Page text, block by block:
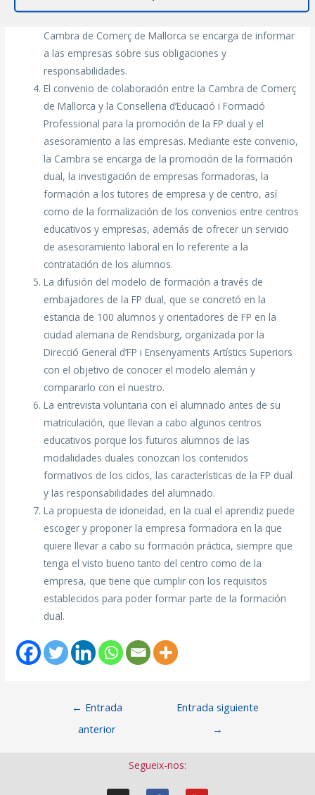
Cambra de Comerç de Mallorca se encarga de informar
a las empresas sobre sus obligaciones y
responsabilidades.
El convenio de colaboración entre la Cambra de Comerç
de Mallorca y la Conselleria d’Educació i Formació
Professional para la promoción de la FP dual y el
asesoramiento a las empresas. Mediante este convenio,
la Cambra se encarga de la promoción de la formación
dual, la investigación de empresas formadoras, la
formación a los tutores de empresa y de centro, así
como de la formalización de los convenios entre centros
educativos y empresas, además de ofrecer un servicio
de asesoramiento laboral en lo referente a la
contratación de los alumnos.
La difusión del modelo de formación a través de
embajadores de la FP dual, que se concretó en la
estancia de 100 alumnos y orientadores de FP en la
ciudad alemana de Rendsburg, organizada por la
Direcció General d’FP i Ensenyaments Artístics Superiors
con el objetivo de conocer el modelo alemán y
compararlo con el nuestro.
La entrevista voluntaria con el alumnado antes de su
matriculación, que llevan a cabo algunos centros
educativos porque los futuros alumnos de las
modalidades duales conozcan los contenidos
formativos de los ciclos, las características de la FP dual
y las responsabilidades del alumnado.
La propuesta de idoneidad, en la cual el aprendiz puede
escoger y proponer la empresa formadora en la que
quiere llevar a cabo su formación práctica, siempre que
tenga el visto bueno tanto del centro como de la
empresa, que tiene que cumplir con los requisitos
establecidos para poder formar parte de la formación
dual.
← Entrada
anterior
Entrada siguiente
→
Segueix-nos: